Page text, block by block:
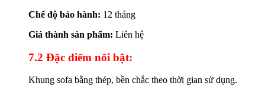
Chế độ bảo hành: 12 tháng
Giá thành sản phẩm: Liên hệ
7.2 Đặc điểm nổi bật:
Khung sofa bằng thép, bền chắc theo thời gian sử dụng.